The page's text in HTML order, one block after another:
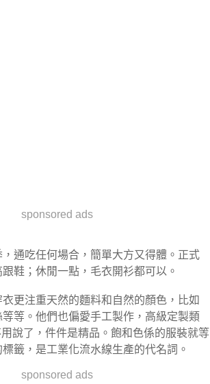
sponsored ads
通吃任何場合，簡單大方又得體。正式
鞋；休閒一點，毛衣開衫都可以。
更注重天然的麵料和自然的顏色，比如
等。他們也偏愛手工製作，高級定製類
說了，件件是精品。飽和色係的服裝就等
籤，是工業化流水線生產的代名詞。
sponsored ads